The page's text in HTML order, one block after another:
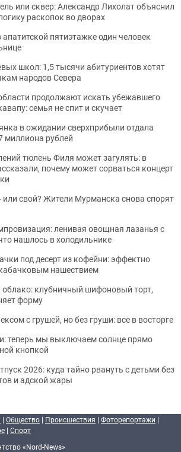
или сквер: Александр Лихолат объяснил
раскопок во дворах
пятиэтажке один человек
школ: 1,5 тысячи абитуриентов хотят
народов Севера
продолжают искать убежавшего
семья не спит и скучает
в ожидании сверхприбыли отдала
миллиона рублей
тюлень Филя может загулять: в
почему может сорваться концерт
свой? Жители Мурманска снова спорят
ленивая овощная лазанья с
нашлось в холодильнике
под десерт из кофейни: эффектно
нашествием
клубничный шифоновый торт,
форму
с грушей, но без груши: все в восторге
теперь мы выключаем солнце прямо
кнопкой
2026: куда тайно рвануть с детьми без
и адской жары
| Общество | Происшествия | Фоторепортажи |
| Спорт
«Nord-News»